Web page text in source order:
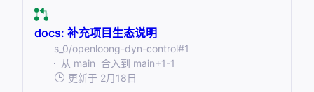
docs: 补充项目生态说明
s_0/openloong-dyn-control#1
从 main 合入到 main+1-1
更新于 2月18日